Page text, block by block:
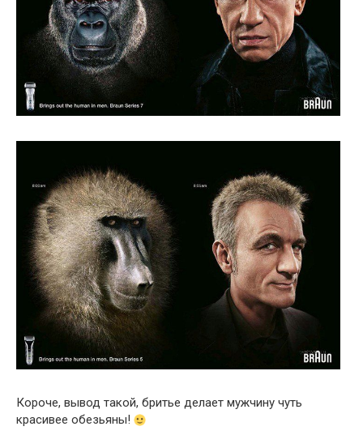
Короче, вывод такой, бритье делает мужчину чуть
красивее обезьяны!